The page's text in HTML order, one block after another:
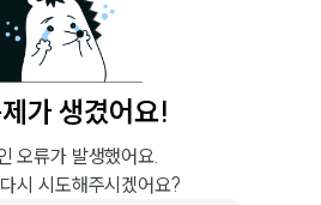
가 생겼어요!
오류가 발생했어요.
시 시도해주시겠어요?